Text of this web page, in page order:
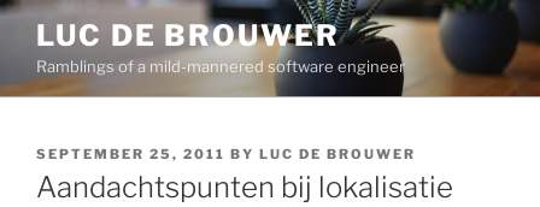
Skip
content
LUC DE BROUWER
Ramblings of a mild-mannered software engineer
POSTED
ON
SEPTEMBER 25, 2011 BY LUC DE BROUWER
Aandachtspunten bij lokalisatie